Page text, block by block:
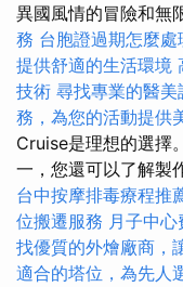
異國風情的冒險和無
務 台胞證過期怎麼處
提供舒適的生活環境
技術 尋找專業的醫
務，為您的活動提供
Cruise是理想的選擇
一，您還可以了解製
台中按摩排毒療程推
位搬遷服務 月子中
找優質的外燴廠商，
適合的塔位，為先人